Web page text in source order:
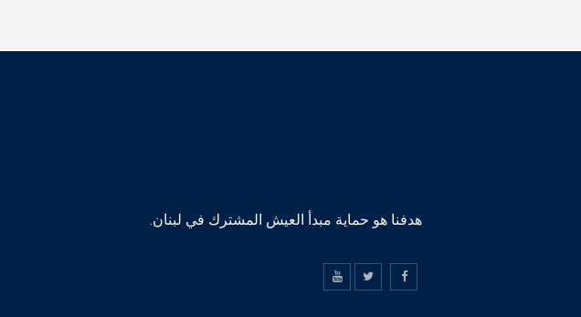
هدفنا هو حماية مبدأ العيش المشترك في لبنان.